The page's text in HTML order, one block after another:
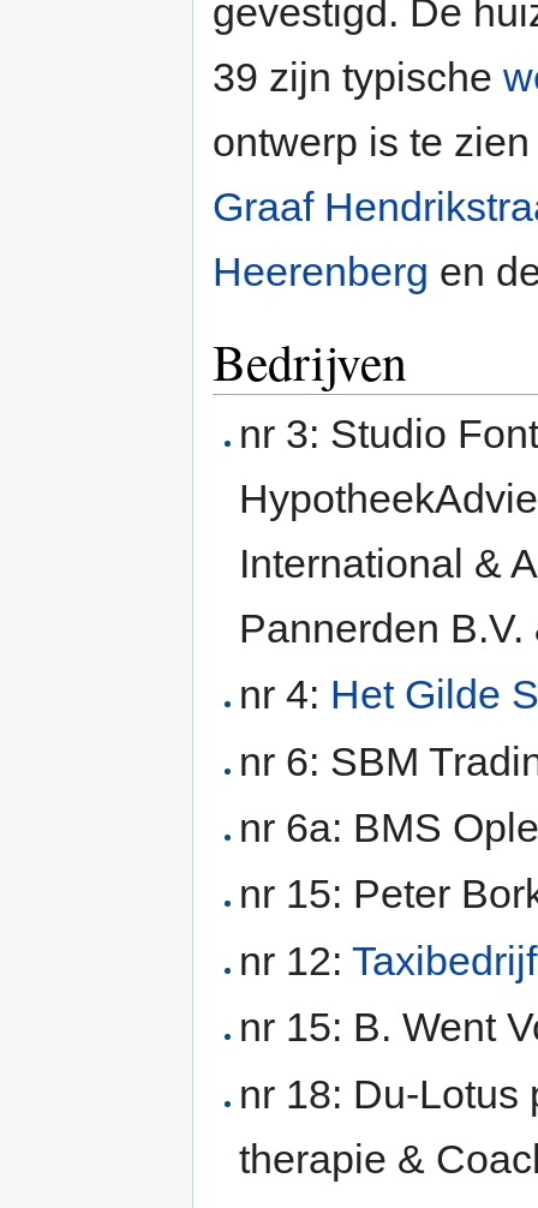
gevestigd. De
39 zijn typische
ontwerp is te
Graaf
Heerenberg en
Bedrijven
nr 3: Studio
International &
Pannerden
nr 4: Het Gilde
nr 6: SBM
nr 6a: BMS
nr 15: Peter
nr 12:
nr 15: B. Went
nr 18: Du-Lotus
therapie &